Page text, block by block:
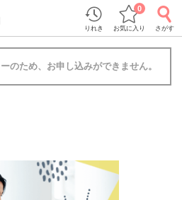
りれき お気に入り
0
さがす
のため、お申し込みができません。